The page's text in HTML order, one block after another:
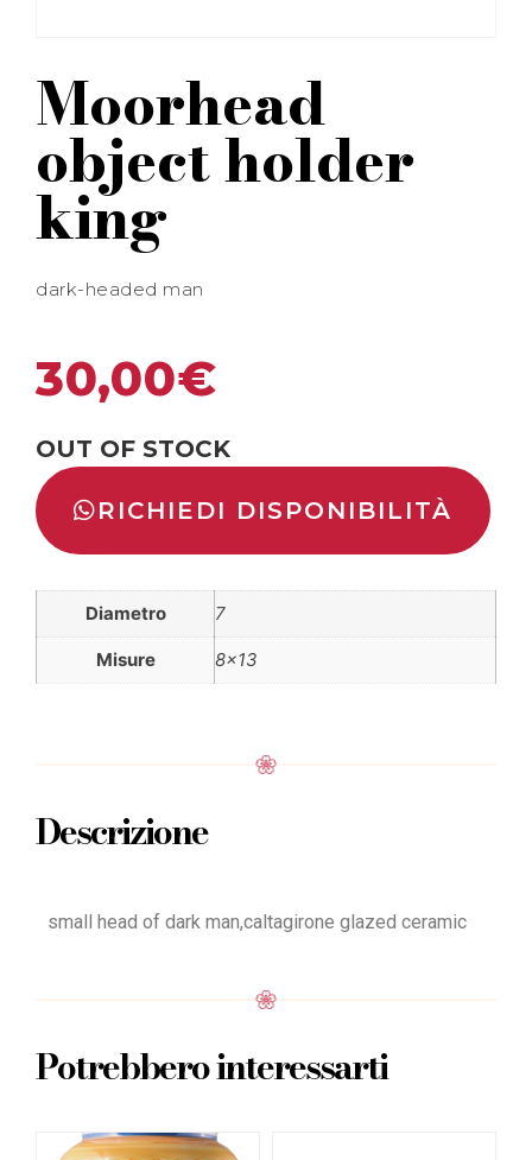
Moorhead
object holder
king
dark-headed man
30,00€
OUT OF STOCK
RICHIEDI DISPONIBILITÀ
Diametro 7
Misure 8×13
Descrizione
small head of dark man,caltagirone glazed ceramic
Potrebbero interessarti